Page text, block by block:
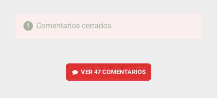
Comentarios cerrados
VER 47 COMENTARIOS